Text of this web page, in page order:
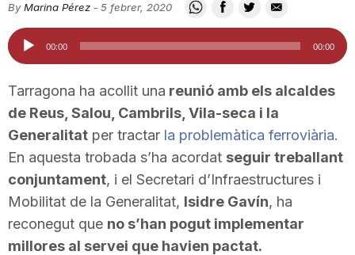
u
t
a
t
By Marina Pérez -5 febrer, 2020
Reproductor
d'àudio
00:00 00:00
Tarragona ha acollit una reunió amb els alcaldes
de Reus, Salou, Cambrils, Vila-seca i la
Generalitat per tractar la problemàtica ferroviària.
En aquesta trobada s’ha acordat seguir treballant
conjuntament, i el Secretari d’Infraestructures i
Mobilitat de la Generalitat, Isidre Gavín, ha
reconegut que no s’han pogut implementar
millores al servei que havien pactat.